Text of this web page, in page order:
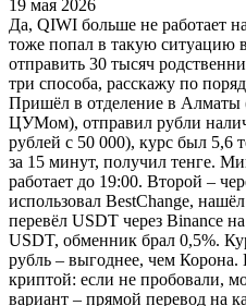
19 мая 2026
Да, QIWI больше не работает
тоже попал в такую ситуацию
отправить 30 тысяч
три способа, расскажу по
Пришёл в отделение в Алматы
ЦУМом), отправил рубли
рублей с 50 000), курс был 5,6
за 15 минут, получил тенге.
работает до 19:00. Второй –
использовал BestChange,
перевёл USDT через Binance
USDT, обменник брал 0,5%.
рубль – выгоднее, чем Корона.
криптой: если не пробовали,
вариант – прямой перевод на